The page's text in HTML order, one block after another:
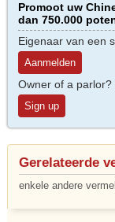
Promoot uw
dan 750.000
Eigenaar van een
Aanmelden
Owner of a
Sign up
Gerelateerde
enkele andere